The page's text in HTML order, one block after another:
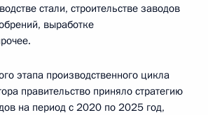
стали, строительстве заводов
выработке
этапа производственного цикла
правительство приняло стратегию
на период с 2020 по 2025 год,